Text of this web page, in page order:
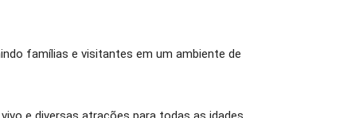
famílias e visitantes em um ambiente de